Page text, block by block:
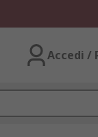
Accedi /